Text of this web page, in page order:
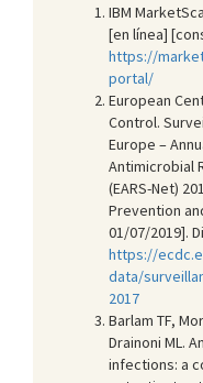
IBM
[en línea]
https://
portal/
European
Control.
Europe –
Antimicrobial
(EARS-Net)
Prevention
01/07/2019].
https://
data/
2017
Barlam TF,
Drainoni ML.
infections: a